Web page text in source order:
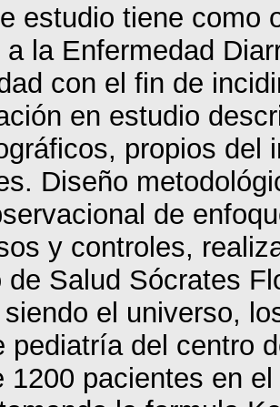
estudio tiene como
la Enfermedad
con el fin de
en estudio
propios del
Diseño
de
y controles,
de Salud Sócrates
el universo,
pediatría del centro
1200 pacientes en